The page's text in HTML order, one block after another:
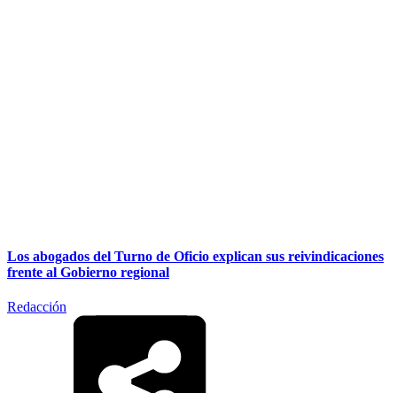
Los abogados del Turno de Oficio explican sus reivindicaciones
frente al Gobierno regional
Redacción